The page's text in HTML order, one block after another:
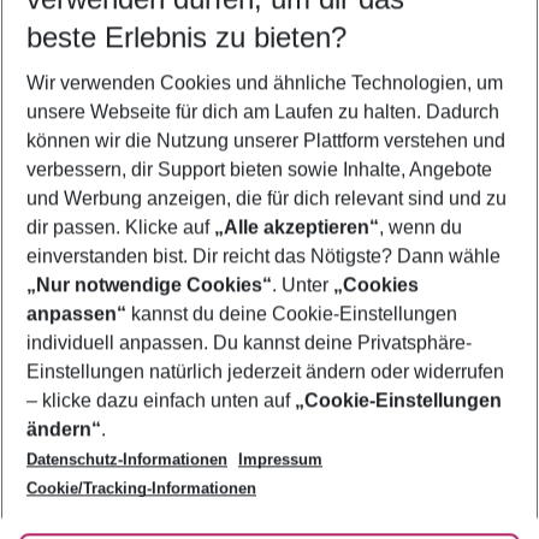
5-8 Nächte
2 Erwachsene Keine Kinder
Mehr Filter anzeigen
Footer
Footer navigation
Über uns
AGB
Bestpreisgarantie
Cookie-Einstellungen ändern
Cookie-Richtlinie
Agenturbetreuung
Barrierefreies Reisen
Folge uns
beste Erlebnis zu bieten?
Wir verwenden Cookies und ähnliche Technologien, um
unsere Webseite für dich am Laufen zu halten. Dadurch
können wir die Nutzung unserer Plattform verstehen und
verbessern, dir Support bieten sowie Inhalte, Angebote
und Werbung anzeigen, die für dich relevant sind und zu
dir passen. Klicke auf „Alle akzeptieren“, wenn du
einverstanden bist. Dir reicht das Nötigste? Dann wähle
„Nur notwendige Cookies“. Unter „Cookies
anpassen“ kannst du deine Cookie-Einstellungen
individuell anpassen. Du kannst deine Privatsphäre-
Einstellungen natürlich jederzeit ändern oder widerrufen
– klicke dazu einfach unten auf „Cookie-Einstellungen
ändern“.
Datenschutz-Informationen
Impressum
Cookie/Tracking-Informationen